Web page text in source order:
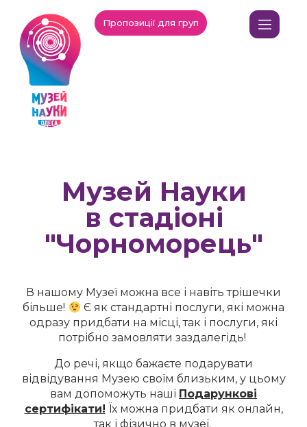
Пропозиції для груп
Музей Науки
в стадіоні
"Чорноморець"
В нашому Музеї можна все і навіть трішечки
більше!
Є як стандартні послуги, які можна
одразу придбати на місці, так і послуги, які
потрібно замовляти заздалегідь!
До речі, якщо бажаєте подарувати
відвідування Музею своїм близьким, у цьому
вам допоможуть наші Подарункові
сертифікати! Їх можна придбати як онлайн,
так і фізично в музеї.